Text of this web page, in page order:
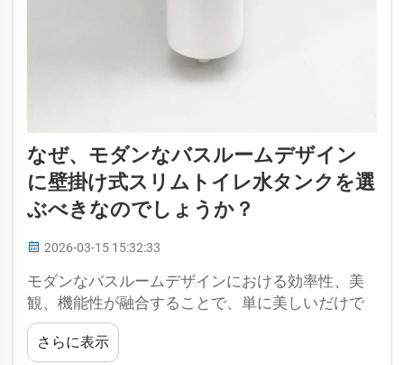
なぜ、モダンなバスルームデザイン
に壁掛け式スリムトイレ水タンクを選
ぶべきなのでしょうか？
2026-03-15 15:32:33
モダンなバスルームデザインにおける効率性、美
観、機能性が融合することで、単に美しいだけで
なく、非常に実用性の高い空間が生まれます。そ
のような革新の一つとして、徐々に…
さらに表示